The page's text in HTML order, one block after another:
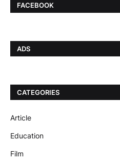
FACEBOOK
ADS
CATEGORIES
Article
Education
Film